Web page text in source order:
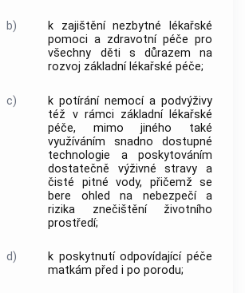
b)
k zajištění nezbytné lékařské
pomoci a zdravotní péče pro
všechny děti s důrazem na
rozvoj základní lékařské péče;
c)
k potírání nemocí a podvýživy
též v rámci základní lékařské
péče, mimo jiného také
využíváním snadno dostupné
technologie a poskytováním
dostatečně výživné stravy a
čisté pitné vody, přičemž se
bere ohled na nebezpečí a
rizika znečištění životního
prostředí;
d)
k poskytnutí odpovídající péče
matkám před i po porodu;